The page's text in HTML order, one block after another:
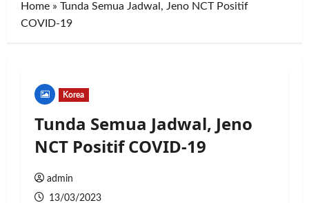
Home » Tunda Semua Jadwal, Jeno NCT Positif
COVID-19
Korea
Tunda Semua Jadwal, Jeno
NCT Positif COVID-19
admin
13/03/2023